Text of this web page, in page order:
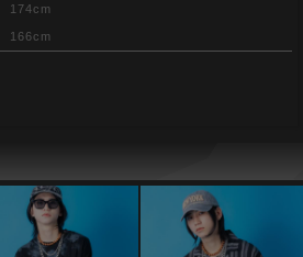
174cm
166cm